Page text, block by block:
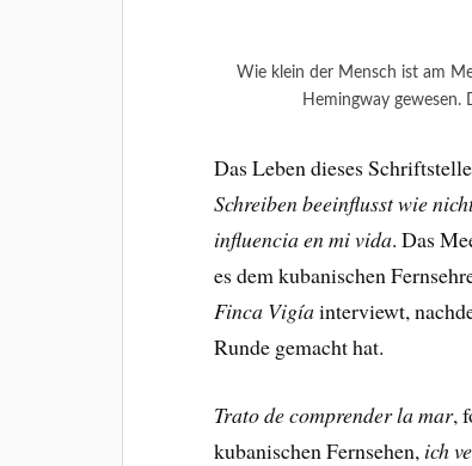
Wie klein der Mensch ist am
Hemingway gewesen.
Das Leben dieses
Schreiben beeinflusst wie
influencia en mi vida. Das
es dem kubanischen
Finca Vigíainterviewt,
Runde gemacht hat.
Trato de comprender la mar,
kubanischen Fernsehen, ich